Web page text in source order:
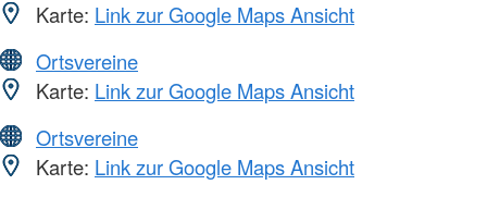
Karte: Link zur Google Maps Ansicht
Ortsvereine
Karte: Link zur Google Maps Ansicht
Ortsvereine
Karte: Link zur Google Maps Ansicht